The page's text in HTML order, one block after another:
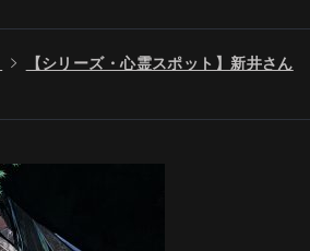
【シリーズ・心霊スポット】新井さん